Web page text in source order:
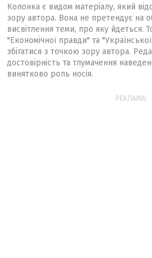
Колонка є видом матеріалу, який
зору автора. Вона не претендує на
висвітлення теми, про яку йдеться.
"Економічної правди" та
збігатися з точкою зору автора.
достовірність та тлумачення
винятково роль носія.
РЕКЛАМА: